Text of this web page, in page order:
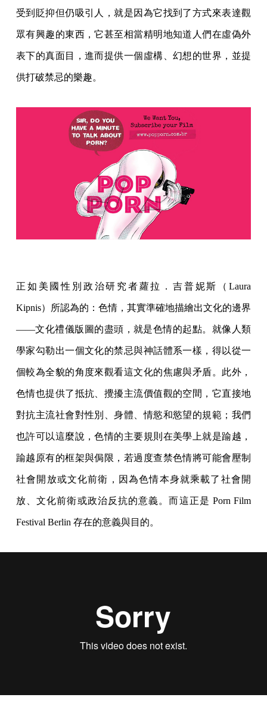
受到貶抑但仍吸引人，就是因為它找到了方式來表達觀
眾有興趣的東西，它甚至相當精明地知道人們在虛偽外
表下的真面目，進而提供一個虛構、幻想的世界，並提
供打破禁忌的樂趣。
正如美國性別政治研究者蘿拉．吉普妮斯（Laura
Kipnis）所認為的：色情，其實準確地描繪出文化的邊界
——文化禮儀版圖的盡頭，就是色情的起點。就像人類
學家勾勒出一個文化的禁忌與神話體系一樣，得以從一
個較為全貌的角度來觀看這文化的焦慮與矛盾。此外，
色情也提供了抵抗、攪擾主流價值觀的空間，它直接地
對抗主流社會對性別、身體、情慾和慾望的規範；我們
也許可以這麼說，色情的主要規則在美學上就是踰越，
踰越原有的框架與侷限，若過度查禁色情將可能會壓制
社會開放或文化前衛，因為色情本身就乘載了社會開
放、文化前衛或政治反抗的意義。而這正是 Porn Film
Festival Berlin 存在的意義與目的。